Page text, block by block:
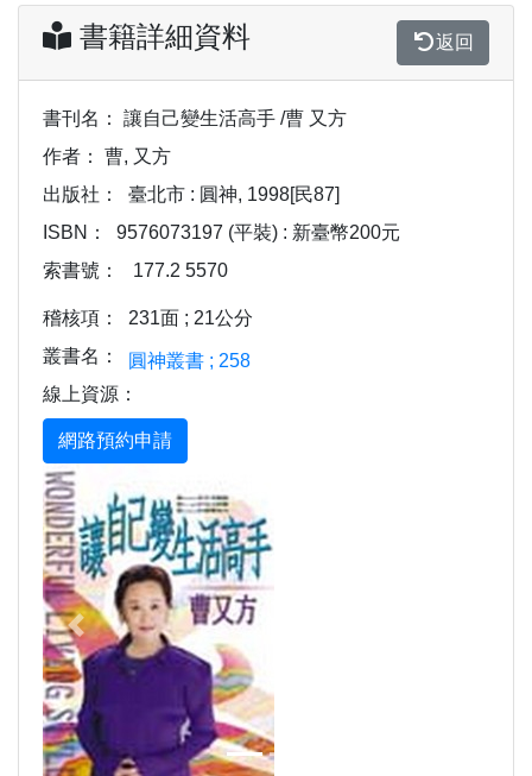
書籍詳細資料 返回
書刊名：
讓自己變生活高手 /曹 又方
作者：
曹, 又方
出版社：
臺北市 : 圓神, 1998[民87]
ISBN：
9576073197 (平裝) : 新臺幣200元
索書號：
177.2 5570
稽核項：
231面 ; 21公分
叢書名：
圓神叢書 ; 258
線上資源：
Previous